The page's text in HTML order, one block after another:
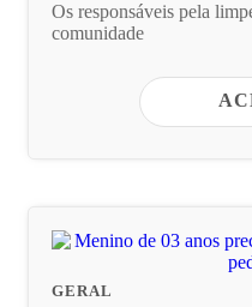
Os responsáveis pela
comunidade
GERAL